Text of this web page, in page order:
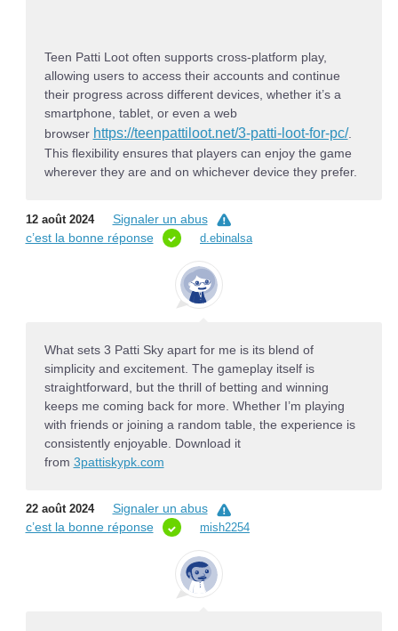
Teen Patti Loot often supports cross-platform play,
allowing users to access their accounts and continue
their progress across different devices, whether it’s a
smartphone, tablet, or even a web
browser https://teenpattiloot.net/3-patti-loot-for-pc/.
This flexibility ensures that players can enjoy the game
wherever they are and on whichever device they prefer.
12 août 2024
Signaler un abus
c’est la bonne réponse
d.ebinalsa
What sets 3 Patti Sky apart for me is its blend of
simplicity and excitement. The gameplay itself is
straightforward, but the thrill of betting and winning
keeps me coming back for more. Whether I’m playing
with friends or joining a random table, the experience is
consistently enjoyable. Download it
from 3pattiskypk.com
22 août 2024
Signaler un abus
c’est la bonne réponse
mish2254